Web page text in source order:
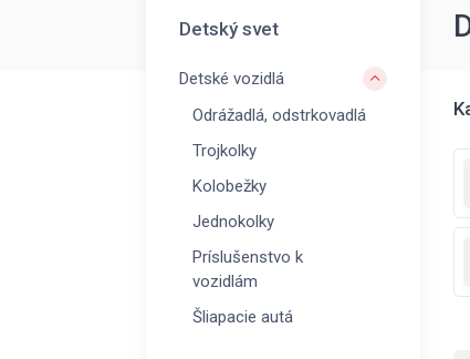
Detský svet
Detské vozidlá
Odrážadlá, odstrkovadlá
Trojkolky
Kolobežky
Jednokolky
Príslušenstvo k
vozidlám
Šliapacie autá